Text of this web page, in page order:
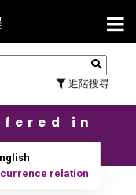
進階搜尋
【7/
in
relation